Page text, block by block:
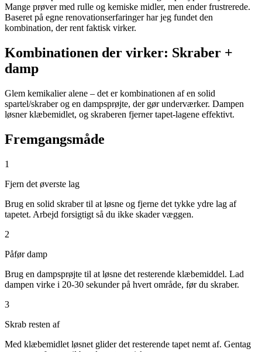
Mange prøver med rulle og kemiske midler, men ender frustrerede.
Baseret på egne renovationserfaringer har jeg fundet den
kombination, der rent faktisk virker.
Kombinationen der virker: Skraber +
damp
Glem kemikalier alene – det er kombinationen af en solid
spartel/skraber og en dampsprøjte, der gør underværker. Dampen
løsner klæbemidlet, og skraberen fjerner tapet-lagene effektivt.
Fremgangsmåde
1
Fjern det øverste lag
Brug en solid skraber til at løsne og fjerne det tykke ydre lag af
tapetet. Arbejd forsigtigt så du ikke skader væggen.
2
Påfør damp
Brug en dampsprøjte til at løsne det resterende klæbemiddel. Lad
dampen virke i 20-30 sekunder på hvert område, før du skraber.
3
Skrab resten af
Med klæbemidlet løsnet glider det resterende tapet nemt af. Gentag